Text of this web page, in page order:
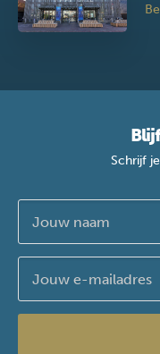
Schrijf